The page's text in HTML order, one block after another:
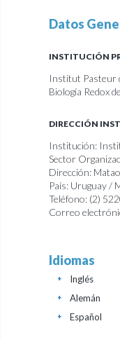
Datos
INSTITUCIÓN
Institut Pasteur
Biología Redox
DIRECCIÓN
Institución:
Sector
Dirección:
País: Uruguay /
Teléfono: (2)
Correo
Idiomas
Inglés
+
Alemán
+
Español
+